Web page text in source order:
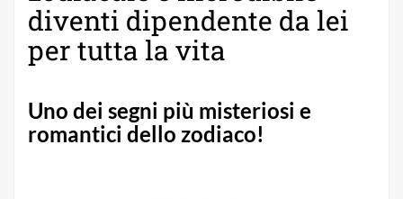
diventi dipendente da lei
per tutta la vita
Uno dei segni più misteriosi e
romantici dello zodiaco!